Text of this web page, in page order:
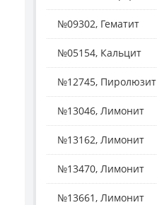
№09302, Гематит
№05154, Кальцит
№12745, Пиролюзит
№13046, Лимонит
№13162, Лимонит
№13470, Лимонит
№13661, Лимонит